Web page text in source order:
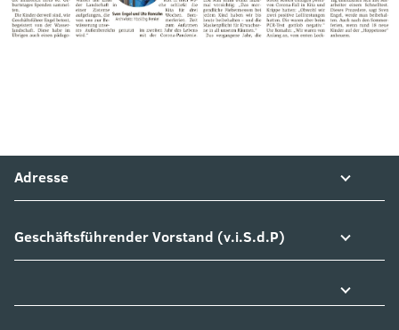
Adresse
Geschäftsführender Vorstand (v.i.S.d.P)